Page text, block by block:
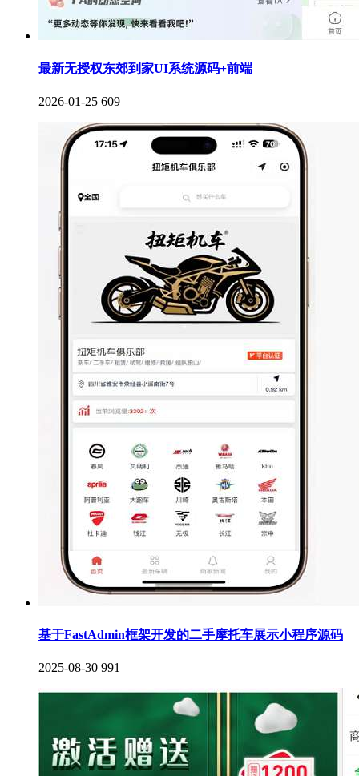
最新无授权东郊到家UI系统源码+前端
2026-01-25 609
基于FastAdmin框架开发的二手摩托车展示小程序源码
2025-08-30 991